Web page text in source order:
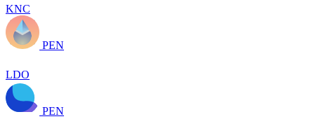
KNC
PEN
LDO
PEN